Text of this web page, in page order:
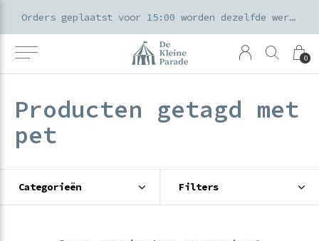
0
Orders geplaatst voor 15:00 worden dezelfde werkdag verzonden
Producten getagd met
pet
Categorieën Filters